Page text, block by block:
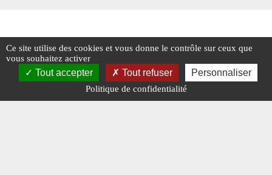
Ce site utilise des cookies et vous donne le contrôle sur ceux que
vous souhaitez activer
Tout accepter Tout refuser Personnaliser
Politique de confidentialité